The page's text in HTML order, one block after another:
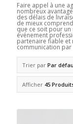
Faire appel à une
nombreux
des délais de
de mieux
que ce soit pour
événement
partenaire fiable et
communication par
Trier par Par
Afficher 45